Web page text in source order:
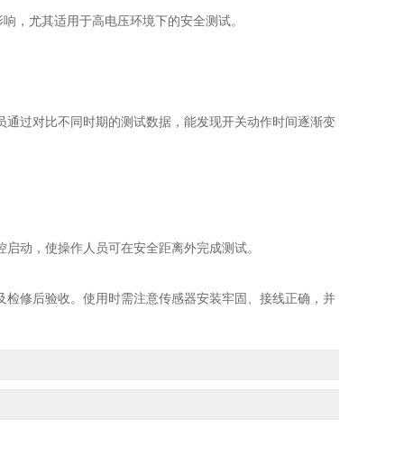
尤其适用于高电压环境下的安全测试。
对比不同时期的测试数据，能发现开关动作时间逐渐变
，使操作人员可在安全距离外完成测试。
修后验收。使用时需注意传感器安装牢固、接线正确，并